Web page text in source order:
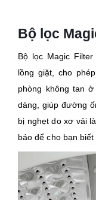
Bộ lọc
Bộ lọc Magic
lồng giặt, cho
phòng không tan
dàng, giúp đường
bị nghẹt do xơ vải
báo để cho bạn